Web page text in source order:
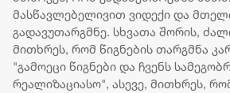
მასწავლებელივით ვიდექი და
გადავუთარგმნე. სხვათა შორის,
მითხრეს, რომ წიგნების თარგმნა
"გამოეცი წიგნები და ჩვენს
რეალიზაციასო", ასევე, მითხრეს,